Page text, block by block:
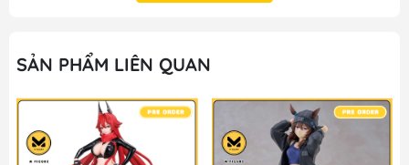
SẢN PHẨM LIÊN QUAN